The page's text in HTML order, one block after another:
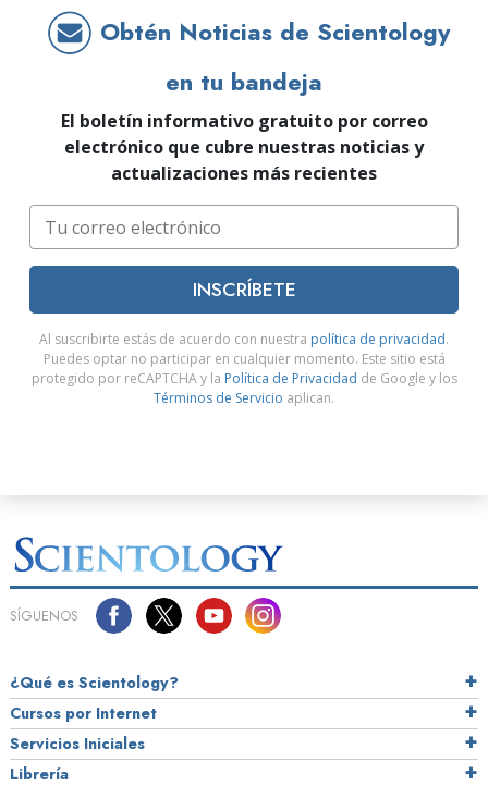
Obtén Noticias de Scientology
en tu bandeja
El boletín informativo gratuito por correo
electrónico que cubre nuestras noticias y
actualizaciones más recientes
INSCRÍBETE
Al suscribirte estás de acuerdo con nuestra política de privacidad.
Puedes optar no participar en cualquier momento. Este sitio está
protegido por reCAPTCHA y la Política de Privacidad de Google y los
Términos de Servicio aplican.
SÍGUENOS
¿Qué es Scientology?
Cursos por Internet
Servicios Iniciales
Librería